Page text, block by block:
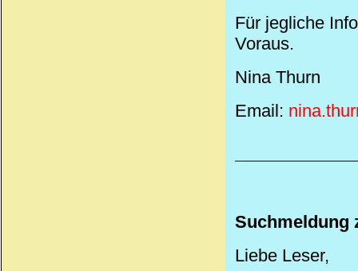
Für jegliche
Voraus.
Nina Thurn
Email:
Suchmeldung
Liebe Leser,